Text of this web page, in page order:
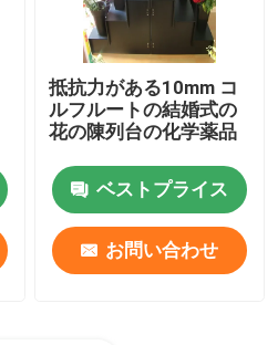
抵抗力がある10mm コ
ルフルートの結婚式の
花の陳列台の化学薬品
ベストプライス
お問い合わせ